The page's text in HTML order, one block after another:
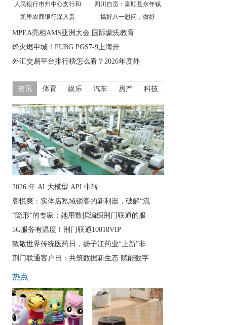
人民银行市州中心支行和
凯里农商银行深入贵
四川自贡：富顺县永年镇
搞好八一慰问，做好
MPEA亮相AMS亚洲大会 国际蒙氏教育
烽火燃申城！PUBG PGS7-9上海开
外汇交易平台排行榜怎么看？2026年度外
资讯 体育 娱乐 汽车 房产 科技
2026 年 AI 大模型 API 中转
客悦爽：实体店私域锁客的新利器，破解“流
“隐形”的专家：她用数据编织荆门联通的服
5G服务有温度！荆门联通10018VIP
致敬世界传统医药日，扬子江药业“上新”非
荆门联通客户日：共筑数据新生态 赋能数字
热点